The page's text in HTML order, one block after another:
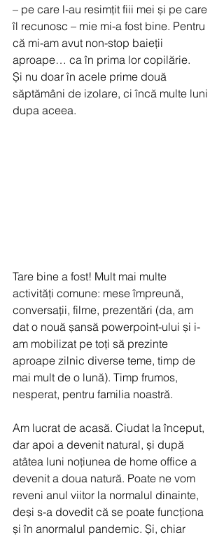
– pe care l-au resimțit fiii mei și pe care
îl recunosc – mie mi-a fost bine. Pentru
că mi-am avut non-stop baieții
aproape… ca în prima lor copilărie.
Și nu doar în acele prime două
săptămâni de izolare, ci încă multe luni
dupa aceea.
Tare bine a fost! Mult mai multe
activități comune: mese împreună,
conversații, filme, prezentări (da, am
dat o nouă șansă powerpoint-ului și i-
am mobilizat pe toți să prezinte
aproape zilnic diverse teme, timp de
mai mult de o lună). Timp frumos,
nesperat, pentru familia noastră.
Am lucrat de acasă. Ciudat la început,
dar apoi a devenit natural, și după
atâtea luni noțiunea de home office a
devenit a doua natură. Poate ne vom
reveni anul viitor la normalul dinainte,
deși s-a dovedit că se poate funcționa
și în anormalul pandemic. Și, chiar